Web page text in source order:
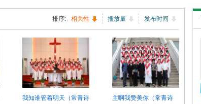
排序: 相关性 播放量 发布时间
我知谁管着明天（常青诗
主啊我赞美你（常青诗